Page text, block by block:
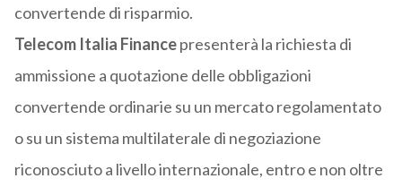
convertende di risparmio.
Telecom Italia Financepresenterà la richiesta di
ammissione a quotazione delle obbligazioni
convertende ordinarie su un mercato regolamentato
o su un sistema multilaterale di negoziazione
riconosciuto a livello internazionale, entro e non oltre